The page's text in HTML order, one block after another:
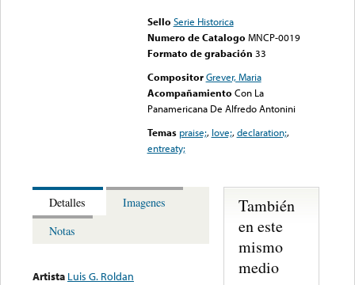
Sello Serie Historica
Numero de Catalogo MNCP-0019
Formato de grabación 33
Compositor Grever, Maria
Acompañamiento Con La
Panamericana De Alfredo Antonini
Temas praise;, love;,declaration;,
entreaty;
Detalles
Imagenes
Notas
Artista Luis G. Roldan
También
en este
mismo
medio